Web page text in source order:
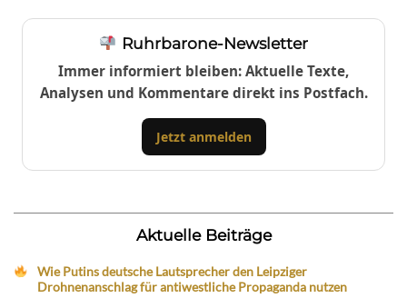
Ruhrbarone-Newsletter
Immer informiert bleiben: Aktuelle Texte,
Analysen und Kommentare direkt ins Postfach.
Jetzt anmelden
Aktuelle Beiträge
Wie Putins deutsche Lautsprecher den Leipziger
Drohnenanschlag für antiwestliche Propaganda nutzen